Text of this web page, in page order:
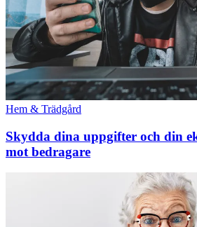
Hem & Trädgård
Skydda dina uppgifter och din
mot bedragare